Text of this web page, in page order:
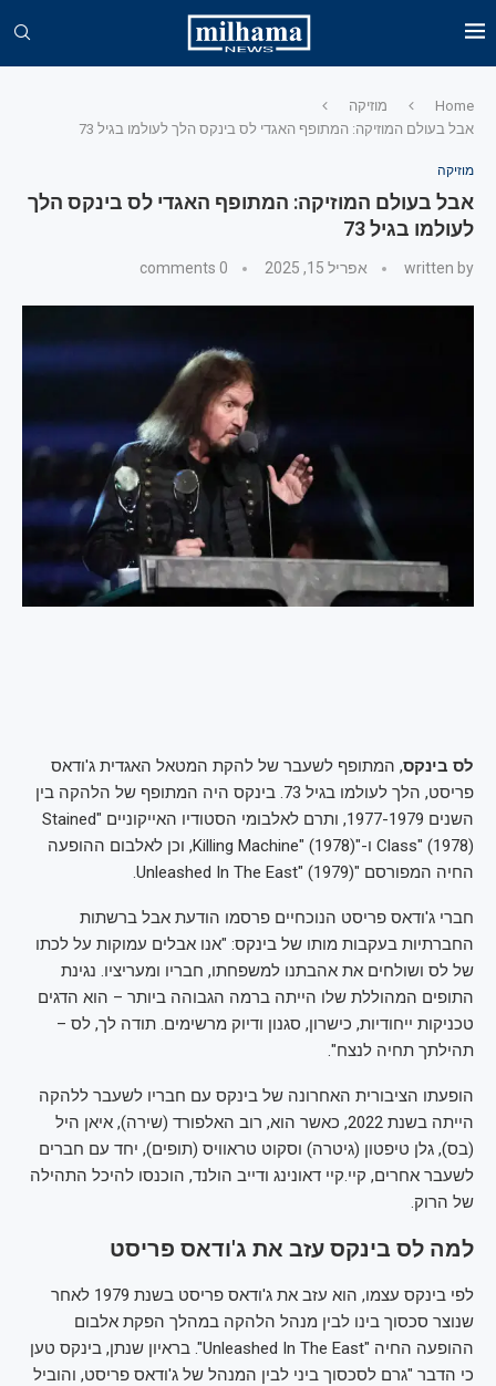
Home
מוזיקה
אבל בעולם המוזיקה: המתופף האגדי לס בינקס הלך לעולמו בגיל 73
מוזיקה
אבל בעולם המוזיקה: המתופף האגדי לס בינקס הלך
לעולמו בגיל 73
written by אפריל 15, 2025 0 comments
לס בינקס, המתופף לשעבר של להקת המטאל האגדית ג'ודאס
פריסט, הלך לעולמו בגיל 73. בינקס היה המתופף של הלהקה בין
השנים 1977-1979, ותרם לאלבומי הסטודיו האייקוניים "Stained
Class" (1978) ו-"Killing Machine" (1978), וכן לאלבום ההופעה
החיה המפורסם "Unleashed In The East" (1979).
חברי ג'ודאס פריסט הנוכחיים פרסמו הודעת אבל ברשתות
החברתיות בעקבות מותו של בינקס: "אנו אבלים עמוקות על לכתו
של לס ושולחים את אהבתנו למשפחתו, חבריו ומעריציו. נגינת
התופים המהוללת שלו הייתה ברמה הגבוהה ביותר – הוא הדגים
טכניקות ייחודיות, כישרון, סגנון ודיוק מרשימים. תודה לך, לס –
תהילתך תחיה לנצח".
הופעתו הציבורית האחרונה של בינקס עם חבריו לשעבר ללהקה
הייתה בשנת 2022, כאשר הוא, רוב האלפורד (שירה), איאן היל
(בס), גלן טיפטון (גיטרה) וסקוט טראוויס (תופים), יחד עם חברים
לשעבר אחרים, קיי.קיי דאונינג ודייב הולנד, הוכנסו להיכל התהילה
של הרוק.
למה לס בינקס עזב את ג'ודאס פריסט
לפי בינקס עצמו, הוא עזב את ג'ודאס פריסט בשנת 1979 לאחר
שנוצר סכסוך בינו לבין מנהל הלהקה במהלך הפקת אלבום
ההופעה החיה "Unleashed In The East". בראיון שנתן, בינקס טען
כי הדבר "גרם לסכסוך ביני לבין המנהל של ג'ודאס פריסט, והוביל